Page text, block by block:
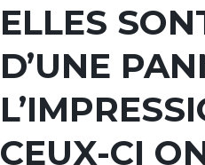
ELLES
D’UNE
CEUX-CI